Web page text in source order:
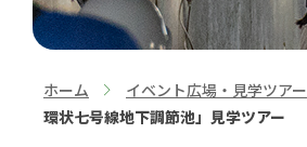
ホーム
>
イベント広場・見学ツアー
環状七号線地下調節池」見学ツアー